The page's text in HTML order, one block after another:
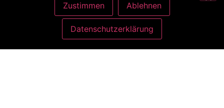
Zustimmen Ablehnen
Datenschutzerklärung